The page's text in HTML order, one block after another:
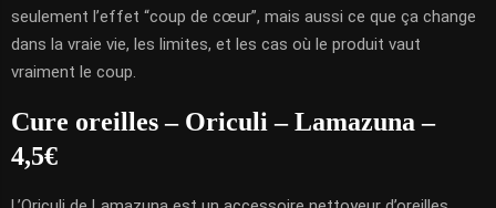
seulement l’effet “coup de cœur”, mais aussi ce que ça change
dans la vraie vie, les limites, et les cas où le produit vaut
vraiment le coup.
Cure oreilles – Oriculi – Lamazuna –
4,5€